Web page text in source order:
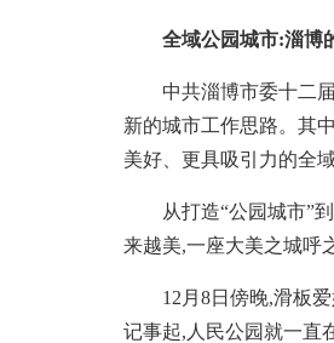
全域公园城市:淄博
中共淄博市委十二届
新的城市工作思路。其
美好、更具吸引力的全
从打造“公园城市”到
来越美,一座大美之城呼
12月8日傍晚,滑板爱
记事起,人民公园就一直